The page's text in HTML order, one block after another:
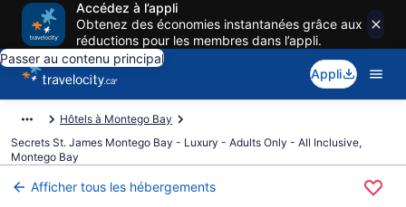
Accédez à l’appli
Obtenez des économies instantanées grâce aux
réductions pour les membres dans l’appli.
Passer au contenu principal
Appli
Hôtels à Montego Bay
Secrets St. James Montego Bay - Luxury - Adults Only - All Inclusive,
Montego Bay
Afficher tous les hébergements